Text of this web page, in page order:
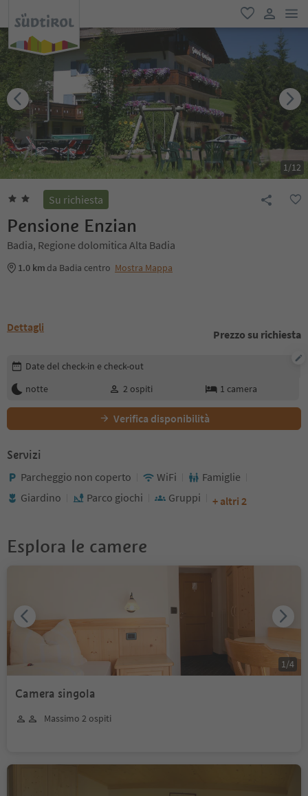
favoriti
user link
1/12
Su richiesta
Pensione Enzian
Badia, Regione dolomitica Alta Badia
1.0 km da Badia centro Mostra Mappa
Dettagli
Prezzo su richiesta
Modifica i dettagli della prenotazione
Date del check-in e check-out
notte
2 ospiti 1 camera
Verifica disponibilità
Servizi
Parcheggio non coperto WiFi
Famiglie
Giardino
Parco giochi Gruppi + altri 2
Esplora le camere
Camera singola
Massimo 2 ospiti
1/4